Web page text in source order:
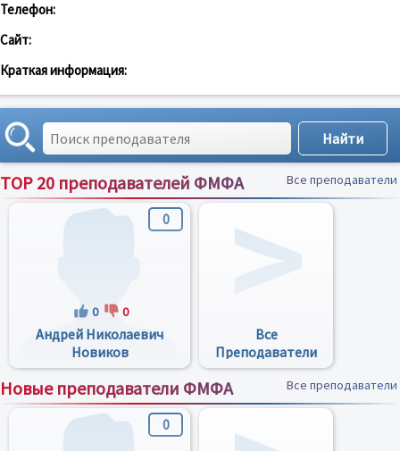
Телефон:
Сайт:
Краткая информация:
TOP 20 преподавателей ФМФА Все преподаватели
0
0 0
Андрей Николаевич
Новиков
Все
Преподаватели
Новые преподаватели ФМФА Все преподаватели
0